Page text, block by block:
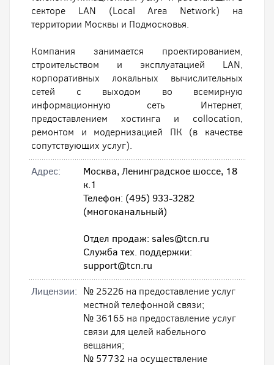
секторе LAN (Local Area Network) на
территории Москвы и Подмосковья.
Компания занимается проектированием,
строительством и эксплуатацией LAN,
корпоративных локальных вычислительных
сетей с выходом во всемирную
информационную сеть Интернет,
предоставлением хостинга и collocation,
ремонтом и модернизацией ПК (в качестве
сопутствующих услуг).
Адрес:
Москва, Ленинградское шоссе, 18
к.1
Телефон: (495) 933-3282
(многоканальный)
Отдел продаж: sales@tcn.ru
Служба тех. поддержки:
support@tcn.ru
Лицензии: № 25226 на предоставление услуг
местной телефонной связи;
№ 36165 на предоставление услуг
связи для целей кабельного
вещания;
№ 57732 на осуществление